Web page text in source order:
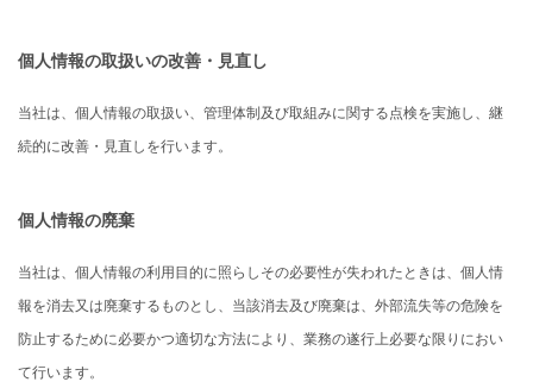
個人情報の取扱いの改善・見直し
当社は、個人情報の取扱い、管理体制及び取組みに関する点検を実施し、継
続的に改善・見直しを行います。
個人情報の廃棄
当社は、個人情報の利用目的に照らしその必要性が失われたときは、個人情
報を消去又は廃棄するものとし、当該消去及び廃棄は、外部流失等の危険を
防止するために必要かつ適切な方法により、業務の遂行上必要な限りにおい
て行います。